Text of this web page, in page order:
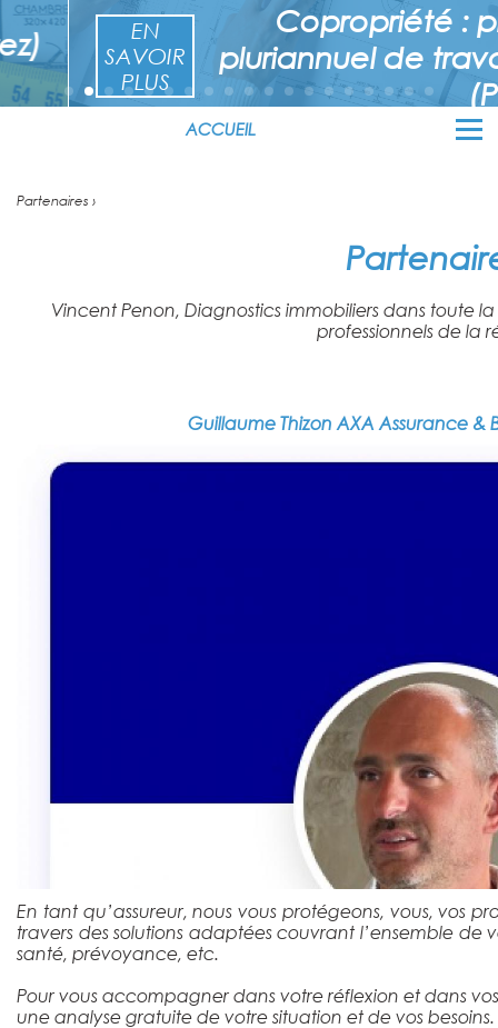
EN
SAVOIR
PLUS
Copropriété : plan
pluriannuel de travaux
(PPT)
ACCUEIL
Partenaires ›
Vincent Penon, Diagnostics immobiliers dans toute
professionnels de la
Guillaume Thizon AXA Assurance &
En tant qu’assureur, nous vous protégeons, vous, vos
travers des solutions adaptées couvrant l’ensemble de
santé, prévoyance, etc.
Pour vous accompagner dans votre réflexion et dans
une analyse gratuite de votre situation et de vos besoins.